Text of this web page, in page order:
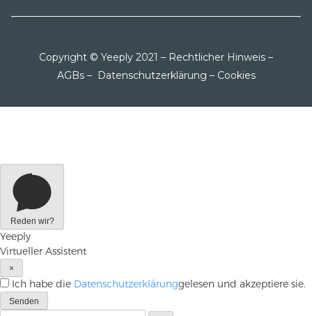
Copyright © Yeeply 2021 – Rechtlicher Hinweis –
AGBs– Datenschutzerklärung – Cookies
Reden wir?
Yeeply
Virtueller Assistent
×
Ich habe die Datenschutzerklärunggelesen und akzeptiere sie.
Senden